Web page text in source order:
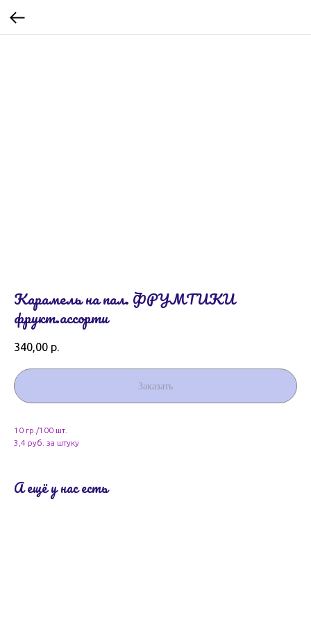
Карамель на пал. ФРУМТИКИ
фрукт.ассорти
340,00 р.
Заказать
10 гр./100 шт.
3,4 руб. за штуку
А ещё у нас есть